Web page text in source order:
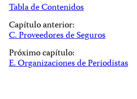
Tabla de Contenidos
Capítulo anterior:
C. Proveedores de Seguros
Próximo capítulo:
E. Organizaciones de Periodistas